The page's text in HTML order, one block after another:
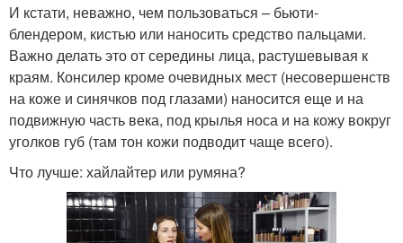
И кстати, неважно, чем пользоваться – бьюти-
блендером, кистью или наносить средство пальцами.
Важно делать это от середины лица, растушевывая к
краям. Консилер кроме очевидных мест (несовершенств
на коже и синячков под глазами) наносится еще и на
подвижную часть века, под крылья носа и на кожу вокруг
уголков губ (там тон кожи подводит чаще всего).
Что лучше: хайлайтер или румяна?